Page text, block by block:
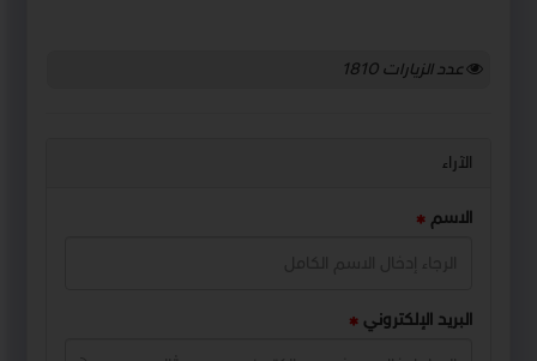
عدد الزيارات1810
الآراء
الاسم
البريد الإلكتروني